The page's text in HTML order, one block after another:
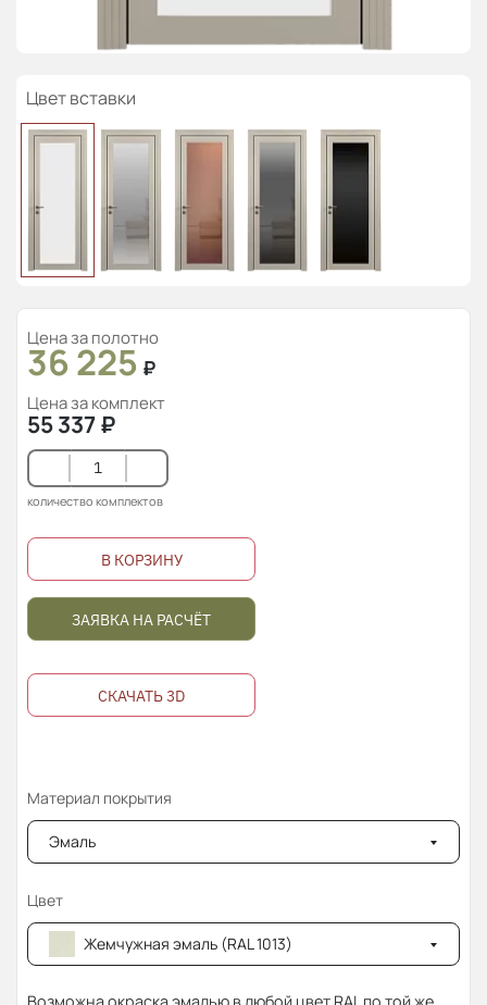
Цвет вставки
Цена за полотно
36 225 ₽
Цена за комплект
55 337₽
количество комплектов
В КОРЗИНУ
ЗАЯВКА НА РАСЧЁТ
СКАЧАТЬ 3D
Материал покрытия
Эмаль
Цвет
Жемчужная эмаль (RAL 1013)